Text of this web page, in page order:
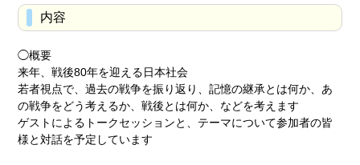
内容
◯概要
来年、戦後80年を迎える日本社会
若者視点で、過去の戦争を振り返り、記憶の継承とは何か、あ
の戦争をどう考えるか、戦後とは何か、などを考えます
ゲストによるトークセッションと、テーマについて参加者の皆
様と対話を予定しています